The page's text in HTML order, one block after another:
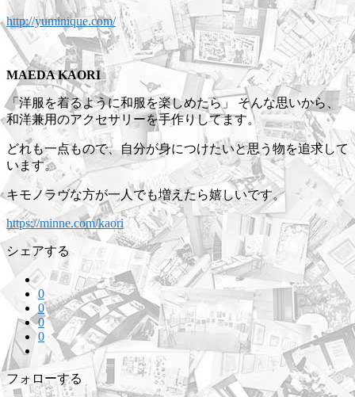
http://yuminique.com/
MAEDA KAORI
「洋服を着るように和服を楽しめたら」 そんな思いから、
和洋兼用のアクセサリーを手作りしてます。
どれも一点もので、自分が身につけたいと思う物を追求して
います。
キモノラヴな方が一人でも増えたら嬉しいです。
https://minne.com/kaori
シェアする
0
0
0
0
フォローする